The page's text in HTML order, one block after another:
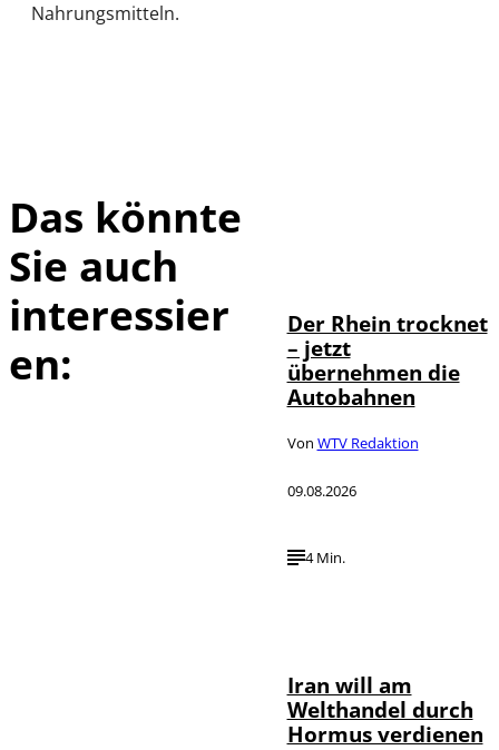
Nahrungsmitteln.
Das könnte
Sie auch
interessier
en:
Der Rhein trocknet
– jetzt
übernehmen die
Autobahnen
Von WTV Redaktion
09.08.2026
4 Min.
Iran will am
Welthandel durch
Hormus verdienen